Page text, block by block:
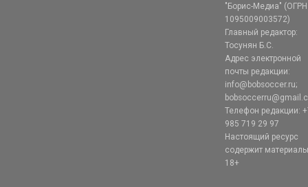
"Борис-Медиа" (ОГРН
1095009003572)
Главный редактор:
Тосунян Б.С.
Адрес электронной
почты редакции:
info@bobsoccer.ru;
Телефон редакции:
985 719 29 97
Настоящий ресурс
содержит
18+